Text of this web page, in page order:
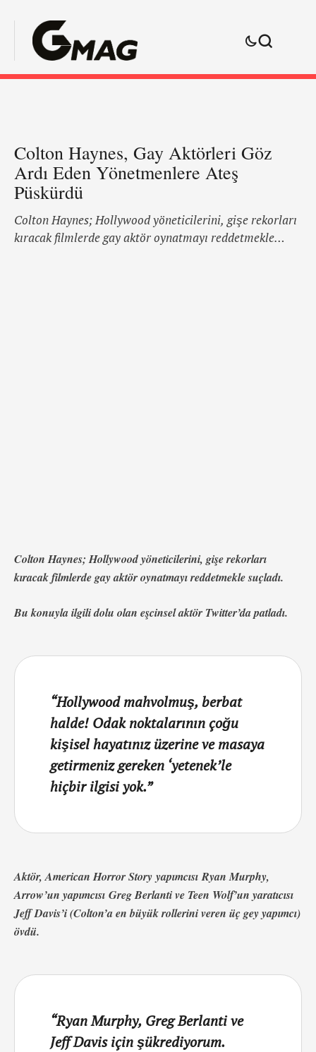
Colton Haynes, Gay Aktörleri Göz
Ardı Eden Yönetmenlere Ateş
Püskürdü
Colton Haynes; Hollywood yöneticilerini, gişe rekorları
kıracak filmlerde gay aktör oynatmayı reddetmekle
Colton Haynes; Hollywood yöneticilerini, gişe rekorları
kıracak filmlerde gay aktör oynatmayı reddetmekle suçladı.
Bu konuyla ilgili dolu olan eşcinsel aktör Twitter’da patladı.
“Hollywood mahvolmuş, berbat
halde! Odak noktalarının çoğu
kişisel hayatınız üzerine ve masaya
getirmeniz gereken ‘yetenek’le
hiçbir ilgisi yok.”
Aktör, American Horror Story yapımcısı Ryan Murphy,
Arrow’un yapımcısı Greg Berlanti ve Teen Wolf’un yaratıcısı
Jeff Davis’i (Colton’a en büyük rollerini veren üç gey yapımcı)
övdü.
“Ryan Murphy, Greg Berlanti ve
Jeff Davis için şükrediyorum.